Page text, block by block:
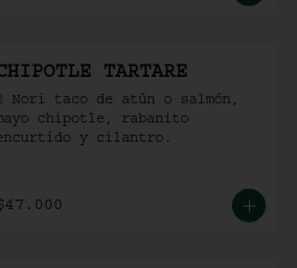
TARTARE
Nori taco de atún o salmón,
chipotle, rabanito
y cilantro.